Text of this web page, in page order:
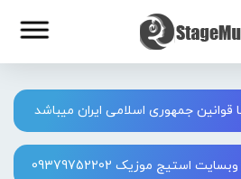
قوانین جمهوری اسلامی ایران میباشد
موزیک 09379752202